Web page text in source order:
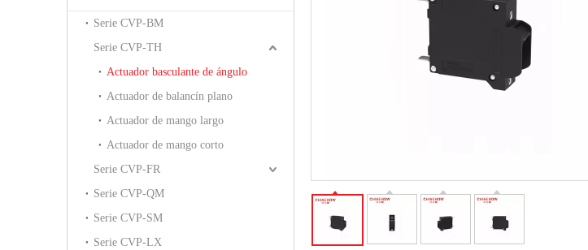
Serie CVP-BM
Serie CVP-TH
Actuador basculante de ángulo
Actuador de balancín plano
Actuador de mango largo
Actuador de mango corto
Serie CVP-FR
Serie CVP-QM
Serie CVP-SM
Serie CVP-LX